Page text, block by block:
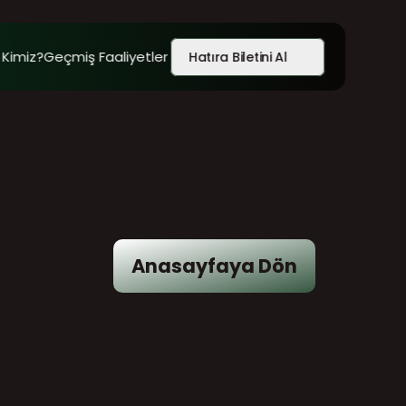
Anasayfaya Dön
Geçmiş Faaliyetler Hatıra Biletini Al